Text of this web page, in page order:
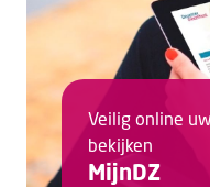
Veilig online
bekijken
MijnDZ